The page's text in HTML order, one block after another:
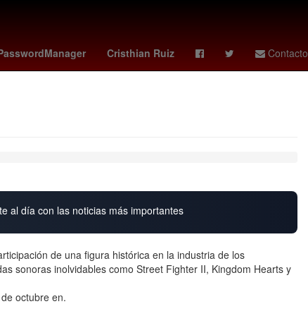
Cristhian Ruiz Contacto
Zaragoza trainspotting pokemon 30 aniversario
al día con las noticias más importantes
de una figura histórica en la industria de los
sonoras inolvidables como Street Fighter II, Kingdom Hearts y
octubre en.